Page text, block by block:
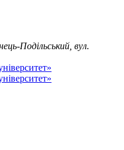
Подільський, вул.